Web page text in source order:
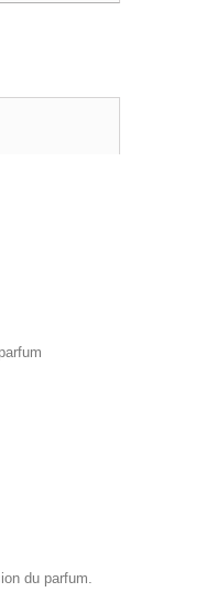
du parfum.